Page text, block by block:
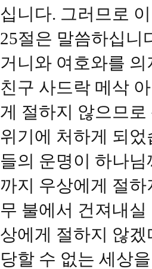
십니다. 그러므로
25절은 말씀하십니
거니와 여호와를
친구 사드락 메삭
게 절하지 않으므
위기에 처하게 되
들의 운명이 하나
까지 우상에게 절
무 불에서 건져내
상에게 절하지 않
당할 수 없는 세상